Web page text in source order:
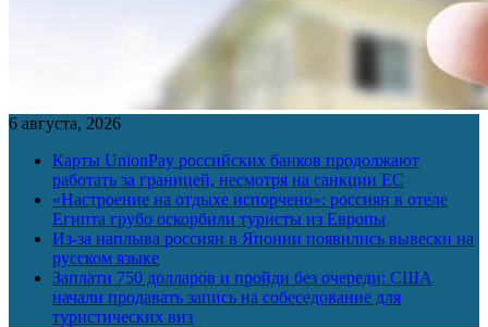
6 августа, 2026
Карты UnionPay российских банков продолжают
работать за границей, несмотря на санкции ЕС
«Настроение на отдыхе испорчено»: россиян в отеле
Египта грубо оскорбили туристы из Европы
Из-за наплыва россиян в Японии появились вывески на
русском языке
Заплати 750 долларов и пройди без очереди: США
начали продавать запись на собеседование для
туристических виз